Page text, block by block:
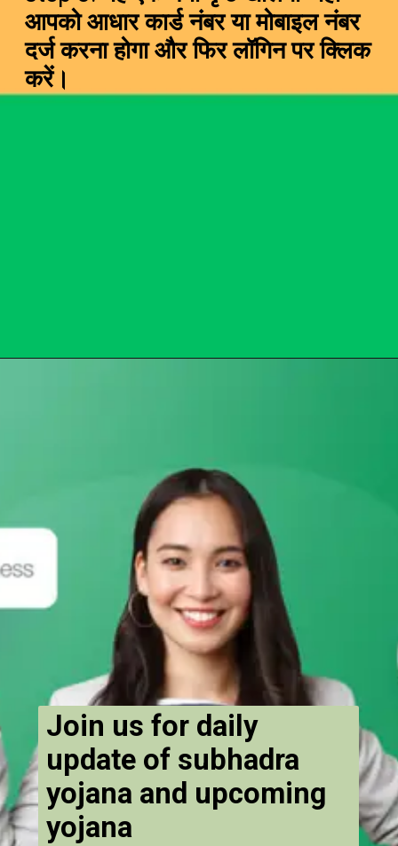
आपको आधार कार्ड नंबर या मोबाइल नंबर
दर्ज करना होगा और फिर लॉगिन पर क्लिक
करें।
Join us for daily
update of subhadra
yojana and upcoming
yojana